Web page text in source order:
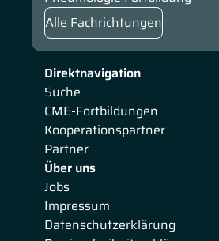
Direktnavigation
Suche
CME-Fortbildungen
Kooperationspartner
Partner
Über uns
Jobs
Impressum
Datenschutzerklärung
Alle Fachrichtungen